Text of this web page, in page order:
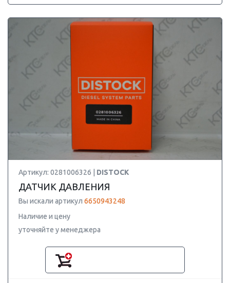
Артикул: 0281006326 | DISTOCK
ДАТЧИК ДАВЛЕНИЯ
Вы искали артикул 6650943248
Наличие и цену
уточняйте у менеджера